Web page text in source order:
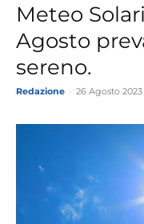
Meteo
Agosto
sereno.
Redazione 26 Agosto 2023